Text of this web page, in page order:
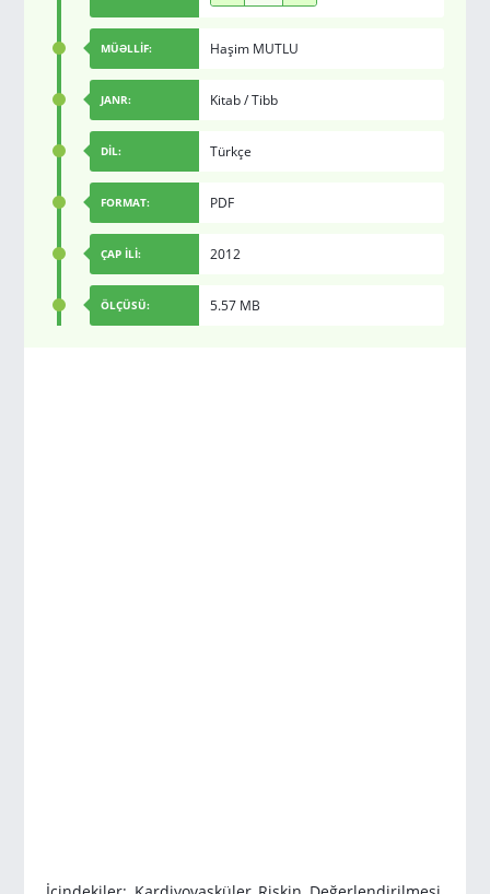
MÜƏLLİF: Haşim MUTLU
JANR: Kitab/Tibb
DİL: Türkçe
FORMAT: PDF
ÇAP İLİ: 2012
ÖLÇÜSÜ: 5.57 MB